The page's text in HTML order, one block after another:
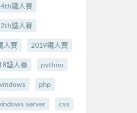
鐵人賽
鐵人賽
人賽 2019鐵人賽
鐵人賽 python
php
server css